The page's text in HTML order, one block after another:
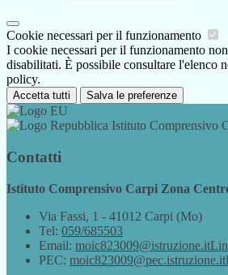
Cookie necessari per il funzionamento
I cookie necessari per il funzionamento
disabilitati. È possibile consultare l'elenco
policy.
Accetta tutti Salva le preferenze
Istituto Comprensivo
Contatti
Istituto Comprensivo Carpi Zona
Via Fassi, 1 - 41012 Carpi (Mo)
Tel: 059/685503
Email: moic823009@istruzione.it
PEC: moic823009@pec.istruzione.it